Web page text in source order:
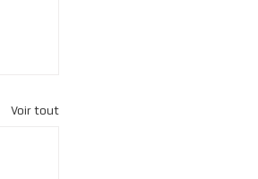
Voir tout